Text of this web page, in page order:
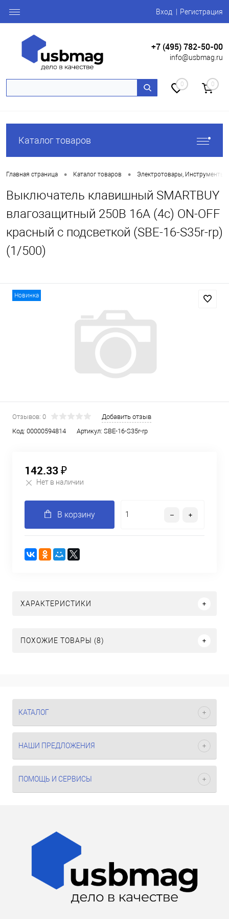
Вход Регистрация
+7 (495) 782-50-00
info@usbmag.ru
0 0
Каталог товаров
Главная страница • Каталог товаров • Электротовары, Инструменты
Выключатель клавишный SMARTBUY
влагозащитный 250В 16А (4с) ON-OFF
красный с подсветкой (SBE-16-S35r-rp)
(1/500)
Новинка
Отзывов: 0
Добавить отзыв
Код: 00000594814 Артикул: SBE-16-S35r-rp
142.33 ₽
Нет в наличии
В корзину
ХАРАКТЕРИСТИКИ
ПОХОЖИЕ ТОВАРЫ (8)
КАТАЛОГ
НАШИ ПРЕДЛОЖЕНИЯ
ПОМОЩЬ И СЕРВИСЫ